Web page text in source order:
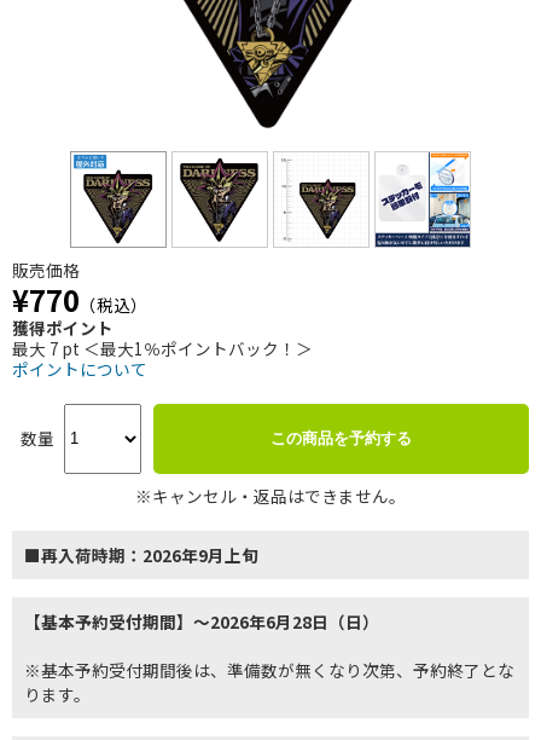
販売価格
¥770 （税込）
獲得ポイント
最大 7 pt ＜最大1％ポイントバック！＞
ポイントについて
数量 この商品を予約する
※キャンセル・返品はできません。
■再入荷時期：2026年9月上旬
【基本予約受付期間】～2026年6月28日（日）
※基本予約受付期間後は、準備数が無くなり次第、予約終了とな
ります。